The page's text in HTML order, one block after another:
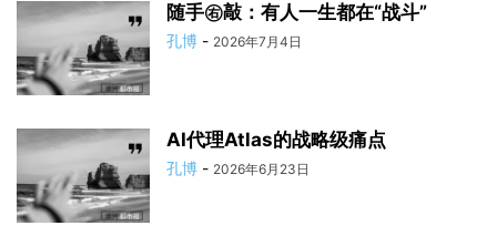
随手㊨敲：有人一生都在“战斗”
孔博 - 2026年7月4日
AI代理Atlas的战略级痛点
孔博 - 2026年6月23日